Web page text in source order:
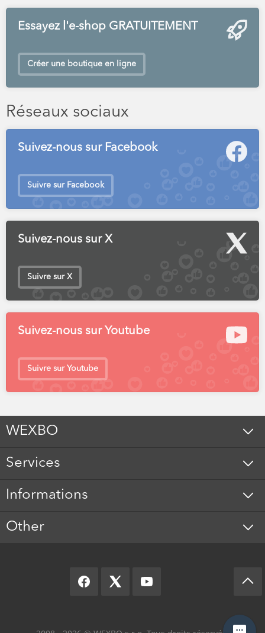
Essayez l'e-shop GRATUITEMENT
Créer une boutique en ligne
Réseaux sociaux
Suivez-nous sur Facebook
Suivre sur Facebook
Suivez-nous sur X
Suivre sur X
Suivez-nous sur Youtube
Suivre sur Youtube
WEXBO
Services
Informations
Other